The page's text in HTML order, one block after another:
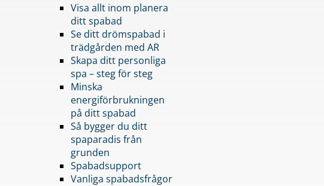
Visa allt inom planera
ditt spabad
Se ditt drömspabad i
trädgården med AR
Skapa ditt personliga
spa – steg för steg
Minska
energiförbrukningen
på ditt spabad
Så bygger du ditt
spaparadis från
grunden
Spabadsupport
Vanliga spabadsfrågor